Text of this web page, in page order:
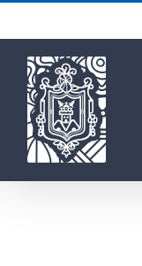
Saltar
contenido